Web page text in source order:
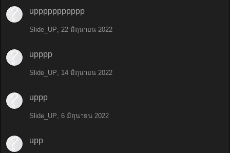
uppppppppppp
Slide_UP, 22 มิถุนายน 2022
upppp
Slide_UP, 14 มิถุนายน 2022
uppp
Slide_UP, 6 มิถุนายน 2022
upp